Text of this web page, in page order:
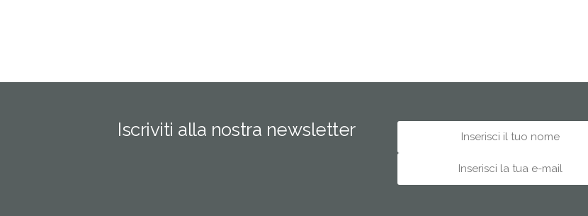
Iscriviti alla nostra newsletter